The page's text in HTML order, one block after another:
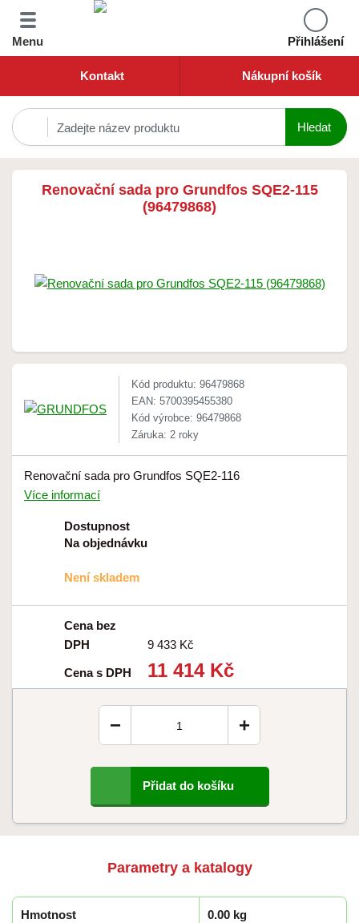
Menu Přihlášení
Kontakt Nákupní košík
Renovační sada pro Grundfos SQE2-115
(96479868)
Kód produktu: 96479868
EAN: 5700395455380
Kód výrobce: 96479868
Záruka: 2 roky
Renovační sada pro Grundfos SQE2-116
Více informací
Dostupnost
Na objednávku
Není skladem
Cena bez
DPH
9 433 Kč
Cena s DPH 11 414 Kč
+
−
Přidat do košíku
Parametry a katalogy
Hmotnost 0.00 kg